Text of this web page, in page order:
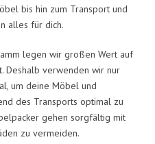
bis hin zum Transport und
alles für dich.
legen wir großen Wert auf
Deshalb verwenden wir nur
um deine Möbel und
des Transports optimal zu
gehen sorgfältig mit
zu vermeiden.